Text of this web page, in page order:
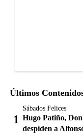
Últimos
Sábados Felices
Hugo Patiño,
despiden a